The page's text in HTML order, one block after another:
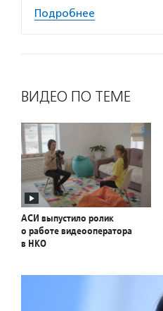
Подробнее
ВИДЕО ПО ТЕМЕ
АСИ выпустило ролик
о работе видеооператора
в НКО